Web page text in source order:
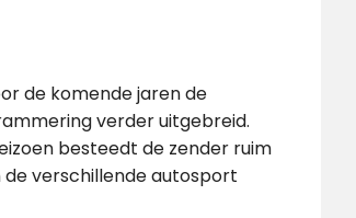
de komende jaren de
verder uitgebreid.
besteedt de zender ruim
de verschillende autosport